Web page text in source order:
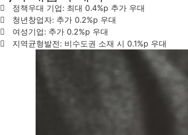
정책우대 기업: 최대 0.4%p 추가 우대
청년창업자: 추가 0.2%p 우대
여성기업: 추가 0.2%p 우대
지역균형발전: 비수도권 소재 시 0.1%p 우대